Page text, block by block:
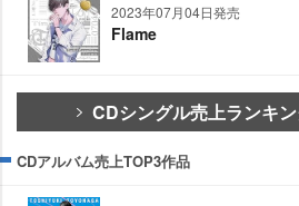
2023年07月04日発売
Flame
CDシングル売上ランキ
CDアルバム売上TOP3作品